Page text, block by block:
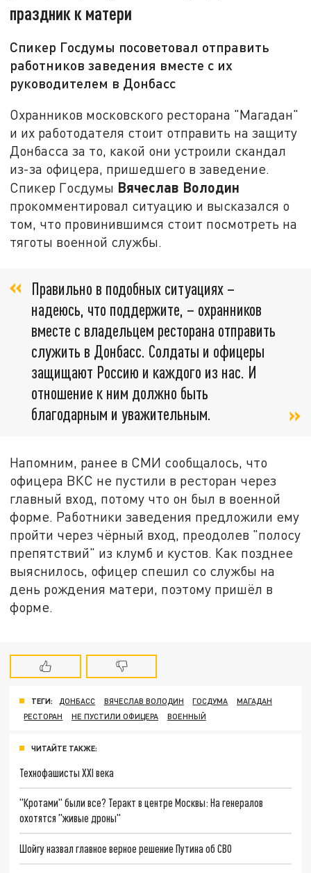
праздник к матери
Спикер Госдумы посоветовал отправить
работников заведения вместе с их
руководителем в Донбасс
Охранников московского ресторана "Магадан"
и их работодателя стоит отправить на защиту
Донбасса за то, какой они устроили скандал
из-за офицера, пришедшего в заведение.
Спикер Госдумы Вячеслав Володин
прокомментировал ситуацию и высказался о
том, что провинившимся стоит посмотреть на
тяготы военной службы.
Правильно в подобных ситуациях –
надеюсь, что поддержите, – охранников
вместе с владельцем ресторана отправить
служить в Донбасс. Солдаты и офицеры
защищают Россию и каждого из нас. И
отношение к ним должно быть
благодарным и уважительным.
Напомним, ранее в СМИ сообщалось, что
офицера ВКС не пустили в ресторан через
главный вход, потому что он был в военной
форме. Работники заведения предложили ему
пройти через чёрный вход, преодолев "полосу
препятствий" из клумб и кустов. Как позднее
выяснилось, офицер спешил со службы на
день рождения матери, поэтому пришёл в
форме.
ТЕГИ: ДОНБАСС ВЯЧЕСЛАВ ВОЛОДИН ГОСДУМА
МАГАДАН
РЕСТОРАН
НЕ ПУСТИЛИ ОФИЦЕРА ВОЕННЫЙ
ЧИТАЙТЕ ТАКЖЕ:
Технофашисты XXI века
"Кротами" были все? Теракт в центре Москвы: На генералов
охотятся "живые дроны"
Шойгу назвал главное верное решение Путина об СВО